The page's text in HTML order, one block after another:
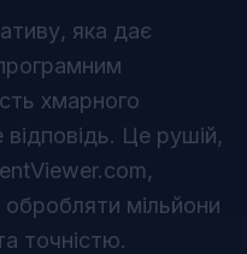
яка дає
хмарного
Це рушій,
,
мільйони
точністю.